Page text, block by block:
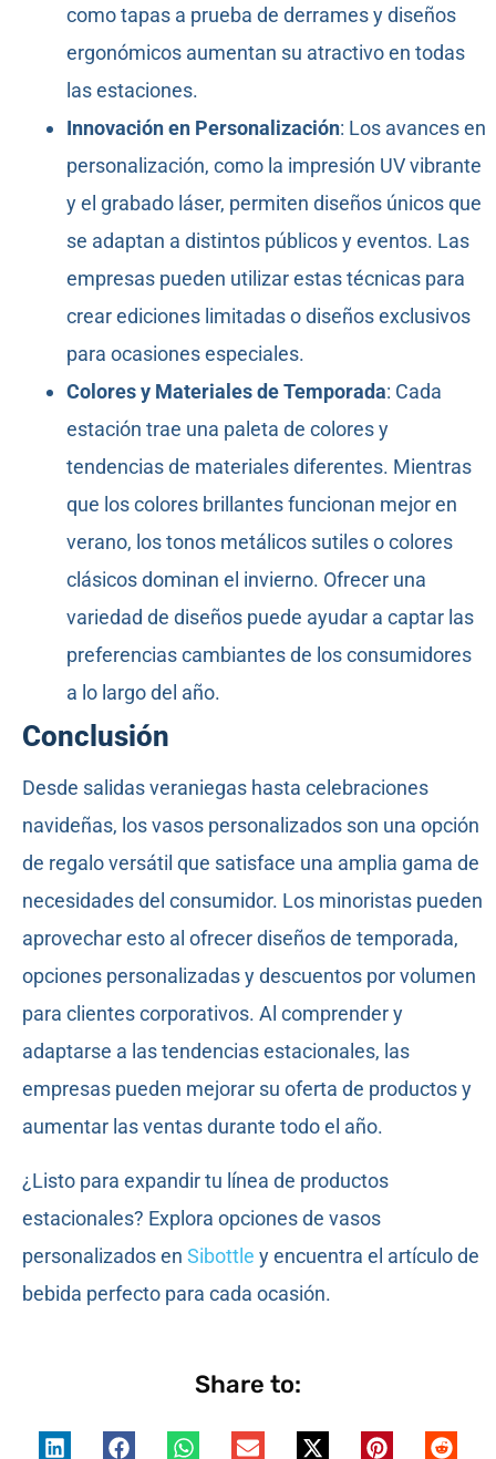
como tapas a prueba de derrames y diseños
ergonómicos aumentan su atractivo en todas
las estaciones.
Innovación en Personalización: Los avances en
personalización, como la impresión UV vibrante
y el grabado láser, permiten diseños únicos que
se adaptan a distintos públicos y eventos. Las
empresas pueden utilizar estas técnicas para
crear ediciones limitadas o diseños exclusivos
para ocasiones especiales.
Colores y Materiales de Temporada: Cada
estación trae una paleta de colores y
tendencias de materiales diferentes. Mientras
que los colores brillantes funcionan mejor en
verano, los tonos metálicos sutiles o colores
clásicos dominan el invierno. Ofrecer una
variedad de diseños puede ayudar a captar las
preferencias cambiantes de los consumidores
a lo largo del año.
Conclusión
Desde salidas veraniegas hasta celebraciones
navideñas, los vasos personalizados son una opción
de regalo versátil que satisface una amplia gama de
necesidades del consumidor. Los minoristas pueden
aprovechar esto al ofrecer diseños de temporada,
opciones personalizadas y descuentos por volumen
para clientes corporativos. Al comprender y
adaptarse a las tendencias estacionales, las
empresas pueden mejorar su oferta de productos y
aumentar las ventas durante todo el año.
¿Listo para expandir tu línea de productos
estacionales? Explora opciones de vasos
personalizados en Sibottle y encuentra el artículo de
bebida perfecto para cada ocasión.
Share to: